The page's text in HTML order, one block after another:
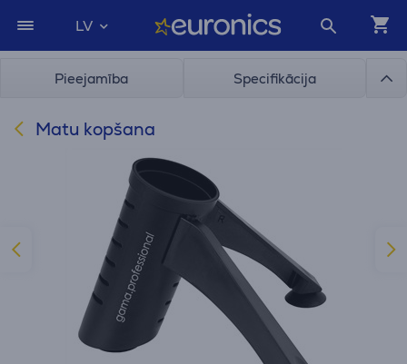
LV
Pieejamība Specifikācija
Matu kopšana